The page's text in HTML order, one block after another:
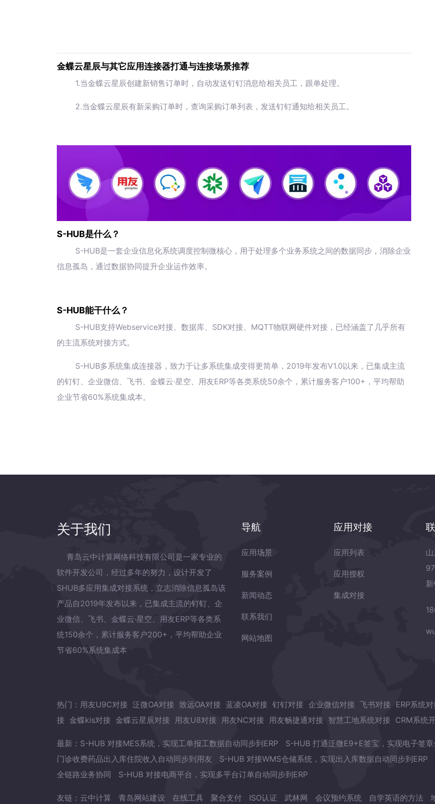
金蝶云星辰与其它应用连接器打通与连接场景推荐
1.当金蝶云星辰创建新销售订单时，自动发送钉钉消息给相关员工，跟单处理。
2.当金蝶云星辰有新采购订单时，查询采购订单列表，发送钉钉通知给相关员工。
S-HUB是什么？
S-HUB是一套企业信息化系统调度控制微核心，用于处理多个业务系统之间的数据同步，消除企业
信息孤岛，通过数据协同提升企业运作效率。
S-HUB能干什么？
S-HUB支持Webservice对接、数据库、SDK对接、MQTT物联网硬件对接，已经涵盖了几乎所有
的主流系统对接方式。
S-HUB多系统集成连接器，致力于让多系统集成变得更简单，2019年发布V1.0以来，已集成主流
的钉钉、企业微信、飞书、金蝶云·星空、用友ERP等各类系统50余个，累计服务客户100+，平均帮助
企业节省60%系统集成本。
关于我们
青岛云中计算网络科技有限公司是一家专业的
软件开发公司，经过多年的努力，设计开发了
SHUB多应用集成对接系统，立志消除信息孤岛该
产品自2019年发布以来，已集成主流的钉钉、企
业微信、飞书、金蝶云·星空、用友ERP等各类系
统150余个，累计服务客户200+，平均帮助企业
节省60%系统集成本
导航
应用场景
服务案例
新闻动态
联系我们
网站地图
应用对接
应用列表
应用授权
集成对接
热门： 用友U9C对接 泛微OA对接 致远OA对接 蓝凌OA对接 钉钉对接 企业微信对接 飞书对接 ERP系统
接 金蝶kis对接 金蝶云星辰对接 用友U8对接 用友NC对接 用友畅捷通对接 智慧工地系统对接 CRM系统
最新： S-HUB 对接MES系统，实现工单报工数据自动同步到ERP S-HUB 打通泛微E9+E签宝，实现电子签
门诊收费药品出入库住院收入自动同步到用友
S-HUB 对接WMS仓储系统，实现出入库数据自动同步到ERP
全链路业务协同
S-HUB 对接电商平台，实现多平台订单自动同步到ERP
友链： 云中计算 青岛网站建设 在线工具 聚合支付 ISO认证 武林网 会议预约系统 自学英语的方法